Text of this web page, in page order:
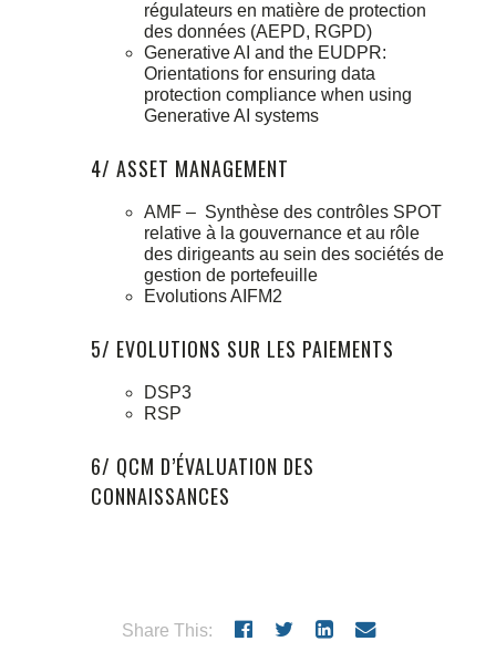
régulateurs en matière de protection
des données (AEPD, RGPD)
Generative AI and the EUDPR:
Orientations for ensuring data
protection compliance when using
Generative AI systems
4/ ASSET MANAGEMENT
AMF – Synthèse des contrôles SPOT
relative à la gouvernance et au rôle
des dirigeants au sein des sociétés de
gestion de portefeuille
Evolutions AIFM2
5/ EVOLUTIONS SUR LES PAIEMENTS
DSP3
RSP
6/ QCM D’ÉVALUATION DES
CONNAISSANCES
Share This: